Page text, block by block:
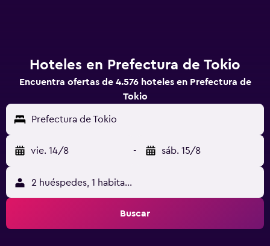
Hoteles en Prefectura de Tokio
Encuentra ofertas de 4.576 hoteles en Prefectura de
Tokio
Prefectura de Tokio
vie. 14/8 - sáb. 15/8
2 huéspedes, 1 habitación
Buscar